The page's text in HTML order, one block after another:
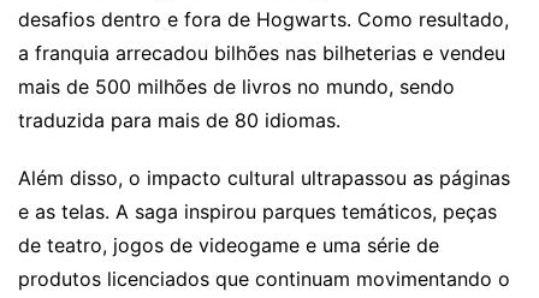
desafios dentro e fora de Hogwarts. Como resultado,
a franquia arrecadou bilhões nas bilheterias e vendeu
mais de 500 milhões de livros no mundo, sendo
traduzida para mais de 80 idiomas.
Além disso, o impacto cultural ultrapassou as páginas
e as telas. A saga inspirou parques temáticos, peças
de teatro, jogos de videogame e uma série de
produtos licenciados que continuam movimentando o